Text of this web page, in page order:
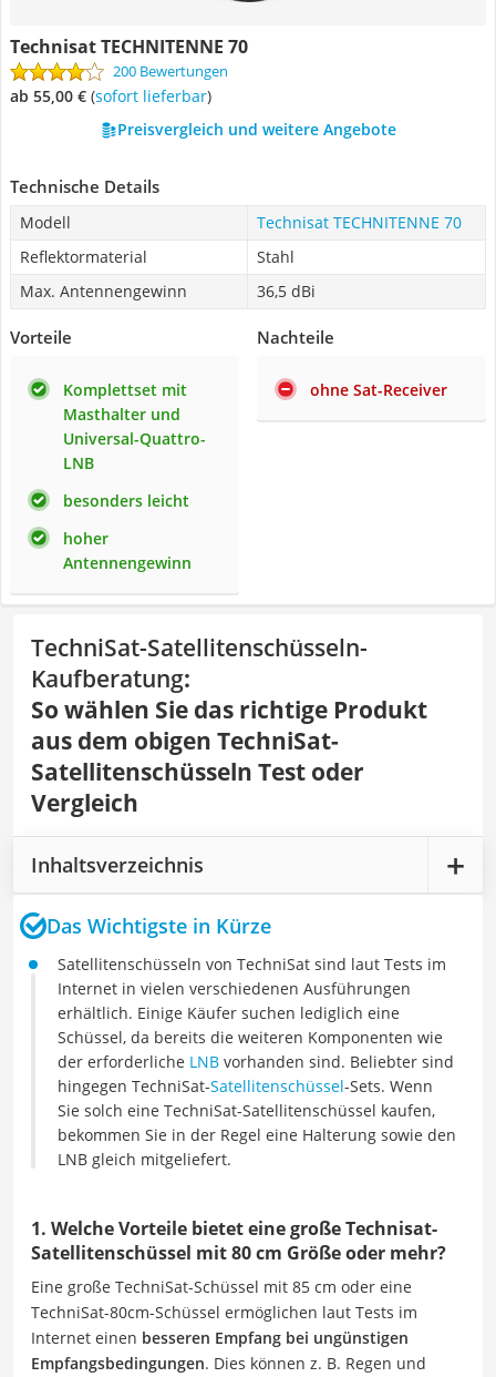
Technisat TECHNITENNE 70
200 Bewertungen
ab 55,00 € ( Sofort lieferbar)
Preisvergleich und weitere Angebote
Technische Details
Modell
Technisat TECHNITENNE 70
Reflektormaterial
Stahl
Max. Antennengewinn
36,5 dBi
Vorteile
Komplettset mit
Masthalter und
Universal-Quattro-
LNB
besonders leicht
hoher
Antennengewinn
Nachteile
ohne Sat-Receiver
TechniSat-Satellitenschüsseln-
Kaufberatung:
So wählen Sie das richtige Produkt
aus dem obigen TechniSat-
Satellitenschüsseln Test oder
Vergleich
Inhaltsverzeichnis
Das Wichtigste in Kürze
Satellitenschüsseln von TechniSat sind laut Tests im
Internet in vielen verschiedenen Ausführungen
erhältlich. Einige Käufer suchen lediglich eine
Schüssel, da bereits die weiteren Komponenten wie
der erforderliche LNB vorhanden sind. Beliebter sind
hingegen TechniSat-Satellitenschüssel-Sets. Wenn
Sie solch eine TechniSat-Satellitenschüssel kaufen,
bekommen Sie in der Regel eine Halterung sowie den
LNB gleich mitgeliefert.
1. Welche Vorteile bietet eine große Technisat-
Satellitenschüssel mit 80 cm Größe oder mehr?
Eine große TechniSat-Schüssel mit 85 cm oder eine
TechniSat-80cm-Schüssel ermöglichen laut Tests im
Internet einen besseren Empfang bei ungünstigen
Empfangsbedingungen. Dies können z. B. Regen und